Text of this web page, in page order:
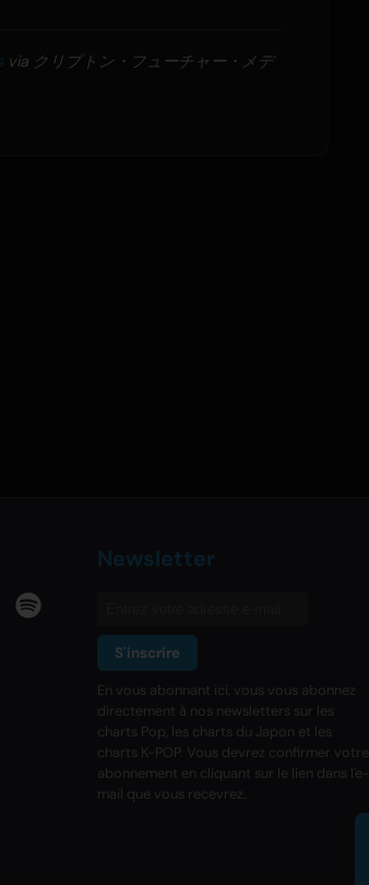
via クリプトン・フューチャー・メデ
Newsletter
S'inscrire
En vous abonnant ici, vous vous abonnez
directement à nos newsletters sur les
charts Pop, les charts du Japon et les
charts K-POP. Vous devrez confirmer votre
abonnement en cliquant sur le lien dans l'e-
mail que vous recevrez.